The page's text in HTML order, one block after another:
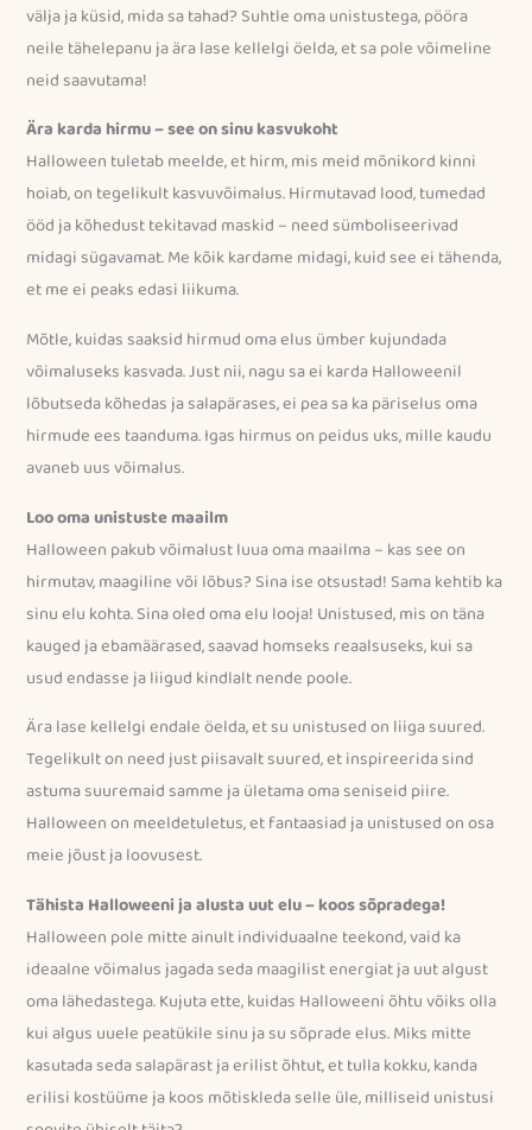
välja ja küsid, mida sa tahad? Suhtle oma unistustega, pööra
neile tähelepanu ja ära lase kellelgi öelda, et sa pole võimeline
neid saavutama!
Ära karda hirmu – see on sinu kasvukoht
Halloween tuletab meelde, et hirm, mis meid mõnikord kinni
hoiab, on tegelikult kasvuvõimalus. Hirmutavad lood, tumedad
ööd ja kõhedust tekitavad maskid – need sümboliseerivad
midagi sügavamat. Me kõik kardame midagi, kuid see ei tähenda,
et me ei peaks edasi liikuma.
Mõtle, kuidas saaksid hirmud oma elus ümber kujundada
võimaluseks kasvada. Just nii, nagu sa ei karda Halloweenil
lõbutseda kõhedas ja salapärases, ei pea sa ka päriselus oma
hirmude ees taanduma. Igas hirmus on peidus uks, mille kaudu
avaneb uus võimalus.
Loo oma unistuste maailm
Halloween pakub võimalust luua oma maailma – kas see on
hirmutav, maagiline või lõbus? Sina ise otsustad! Sama kehtib ka
sinu elu kohta. Sina oled oma elu looja! Unistused, mis on täna
kauged ja ebamäärased, saavad homseks reaalsuseks, kui sa
usud endasse ja liigud kindlalt nende poole.
Ära lase kellelgi endale öelda, et su unistused on liiga suured.
Tegelikult on need just piisavalt suured, et inspireerida sind
astuma suuremaid samme ja ületama oma seniseid piire.
Halloween on meeldetuletus, et fantaasiad ja unistused on osa
meie jõust ja loovusest.
Tähista Halloweeni ja alusta uut elu – koos sõpradega!
Halloween pole mitte ainult individuaalne teekond, vaid ka
ideaalne võimalus jagada seda maagilist energiat ja uut algust
oma lähedastega. Kujuta ette, kuidas Halloweeni õhtu võiks olla
kui algus uuele peatükile sinu ja su sõprade elus. Miks mitte
kasutada seda salapärast ja erilist õhtut, et tulla kokku, kanda
erilisi kostüüme ja koos mõtiskleda selle üle, milliseid unistusi